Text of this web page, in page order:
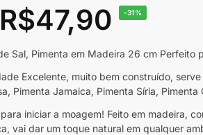
R$47,90 -31%
Sal, Pimenta em Madeira 26 cm Perfeito
Excelente, muito bem construído,
Pimenta Jamaica, Pimenta Síria,
iniciar a moagem! Feito em madeira,
vai dar um toque natural em qualquer